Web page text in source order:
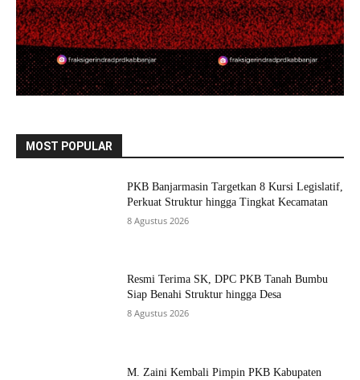
MOST POPULAR
PKB Banjarmasin Targetkan 8 Kursi Legislatif,
Perkuat Struktur hingga Tingkat Kecamatan
8 Agustus 2026
Resmi Terima SK, DPC PKB Tanah Bumbu
Siap Benahi Struktur hingga Desa
8 Agustus 2026
M. Zaini Kembali Pimpin PKB Kabupaten